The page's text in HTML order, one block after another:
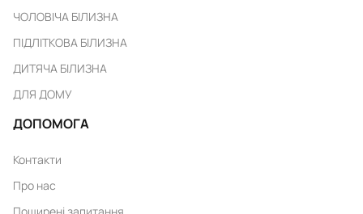
ЧОЛОВІЧА БІЛИЗНА
ПІДЛІТКОВА БІЛИЗНА
ДИТЯЧА БІЛИЗНА
ДЛЯ ДОМУ
ДОПОМОГА
Контакти
Про нас